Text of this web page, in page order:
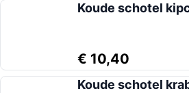
Koude schotel
€ 10,40
Koude schotel